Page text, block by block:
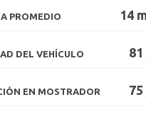
PROMEDIO 14
DEL VEHÍCULO
EN MOSTRADOR